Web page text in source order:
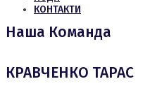
КОНТАКТИ
Наша Команда
КРАВЧЕНКО ТАРАС